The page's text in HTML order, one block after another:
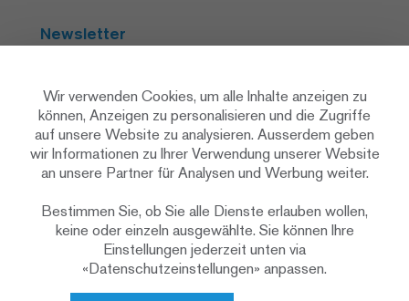
Newsletter
Social Media
Wir verwenden Cookies, um alle Inhalte anzeigen zu
können, Anzeigen zu personalisieren und die Zugriffe
auf unsere Website zu analysieren. Ausserdem geben
wir Informationen zu Ihrer Verwendung unserer Website
an unsere Partner für Analysen und Werbung weiter.
Bestimmen Sie, ob Sie alle Dienste erlauben wollen,
keine oder einzeln ausgewählte. Sie können Ihre
Einstellungen jederzeit unten via
«Datenschutzeinstellungen» anpassen.